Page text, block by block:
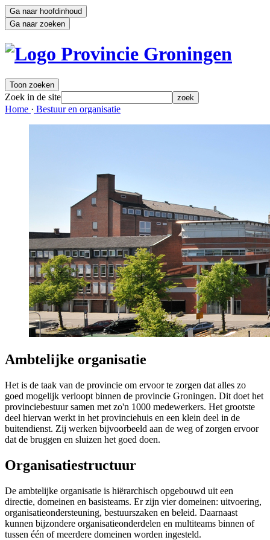
Ga naar hoofdinhoud
Ga naar zoeken
Toon zoeken
Zoek in de site zoek
Home · Bestuur en organisatie
Ambtelijke organisatie
Het is de taak van de provincie om ervoor te zorgen dat alles zo
goed mogelijk verloopt binnen de provincie Groningen. Dit doet het
provinciebestuur samen met zo'n 1000 medewerkers. Het grootste
deel hiervan werkt in het provinciehuis en een klein deel in de
buitendienst. Zij werken bijvoorbeeld aan de weg of zorgen ervoor
dat de bruggen en sluizen het goed doen.
Organisatiestructuur
De ambtelijke organisatie is hiërarchisch opgebouwd uit een
directie, domeinen en basisteams. Er zijn vier domeinen: uitvoering,
organisatieondersteuning, bestuurszaken en beleid. Daarnaast
kunnen bijzondere organisatieonderdelen en multiteams binnen of
tussen één of meerdere domeinen worden ingesteld.